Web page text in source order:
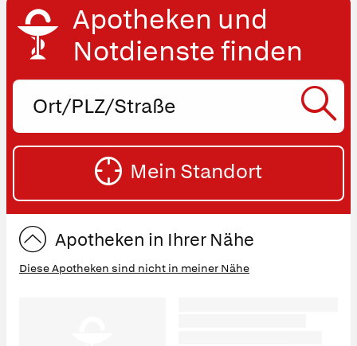
Apotheken und
Notdienste finden
Ort,
oder
Straße
Mein Standort
Apotheken in Ihrer Nähe
Diese Apotheken sind nicht in meiner Nähe